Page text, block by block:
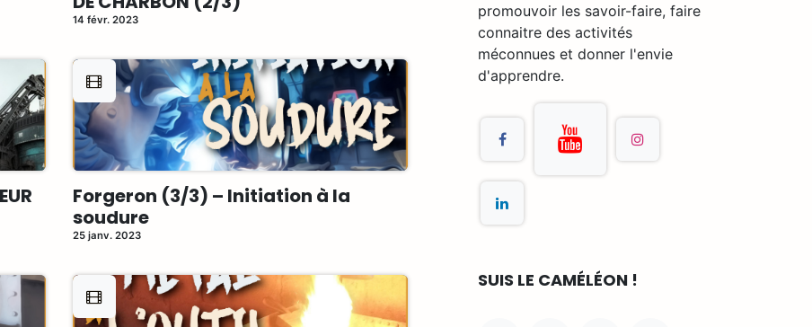
14 févr. 2023
Forgeron (3/3) – Initiation à la
soudure
25 janv. 2023
promouvoir les savoir-faire, faire
connaitre des activités
méconnues et donner l'envie
d'apprendre.
SUIS LE CAMÉLÉON !